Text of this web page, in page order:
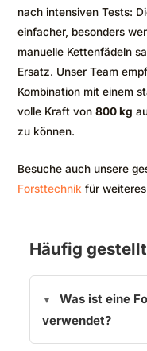
nach intensiven Tests:
einfacher, besonders
manuelle Kettenfädeln
Ersatz. Unser Team
Kombination mit einem
volle Kraft von 800 kg
zu können.
Besuche auch unsere
Forsttechnik für
Häufig
Was ist eine
verwendet?